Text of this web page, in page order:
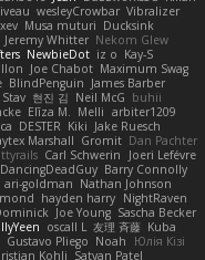
wesleyCrowbar Vibralizer
Musa muturi Ducksink
Jeremy Whitter Nekom Glew
NewbieDot iz o Kay-S
Joe Chabot Maximum Swag
BlindPenguin James Barber
현진 김 Neil McG buhii
Elīza M. Melli arbiter1209
DESTER Kiki Jake Ruesch
Marshall Gromit Dan Pachter
Carl Schwerin
Joeri Lefévre
DancingDeadGuy Barry Connolly
ari-goldman Nathan Johnson
hayden harry NightRaven
Joe Young Sascha Becker
oscall L 友理 斉藤 Kuba
Gustavo Pliego Noah
Юлія Кізі
Kohli Satyan Patel